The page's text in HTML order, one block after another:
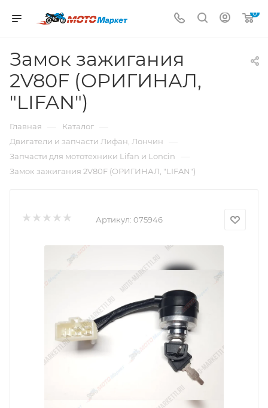
0
Замок зажигания
2V80F (ОРИГИНАЛ,
"LIFAN")
Главная — Каталог —
Двигатели и запчасти Лифан, Лончин —
Запчасти для мототехники Lifan и Loncin —
Замок зажигания 2V80F (ОРИГИНАЛ, "LIFAN")
Артикул: 075946